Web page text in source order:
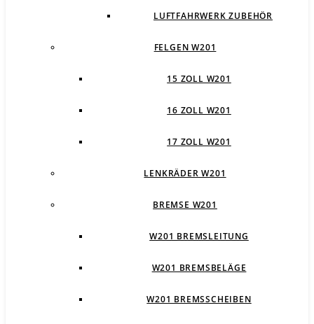
LUFTFAHRWERK ZUBEHÖR
FELGEN W201
15 ZOLL W201
16 ZOLL W201
17 ZOLL W201
LENKRÄDER W201
BREMSE W201
W201 BREMSLEITUNG
W201 BREMSBELÄGE
W201 BREMSSCHEIBEN